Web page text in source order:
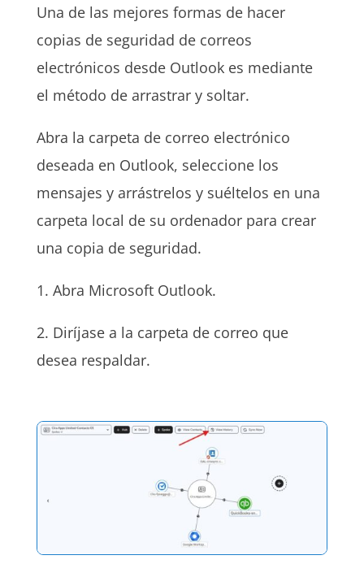
Una de las mejores formas de hacer
copias de seguridad de correos
electrónicos desde Outlook es mediante
el método de arrastrar y soltar.
Abra la carpeta de correo electrónico
deseada en Outlook, seleccione los
mensajes y arrástrelos y suéltelos en una
carpeta local de su ordenador para crear
una copia de seguridad.
1. Abra Microsoft Outlook.
2. Diríjase a la carpeta de correo que
desea respaldar.